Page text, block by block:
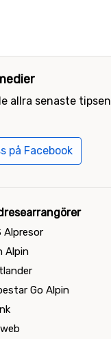
allra senaste tipsen
på Facebook
Alpresor
Alpin
Go Alpin